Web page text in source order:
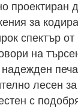
проектиран
за
спектър от
на
лесен
с